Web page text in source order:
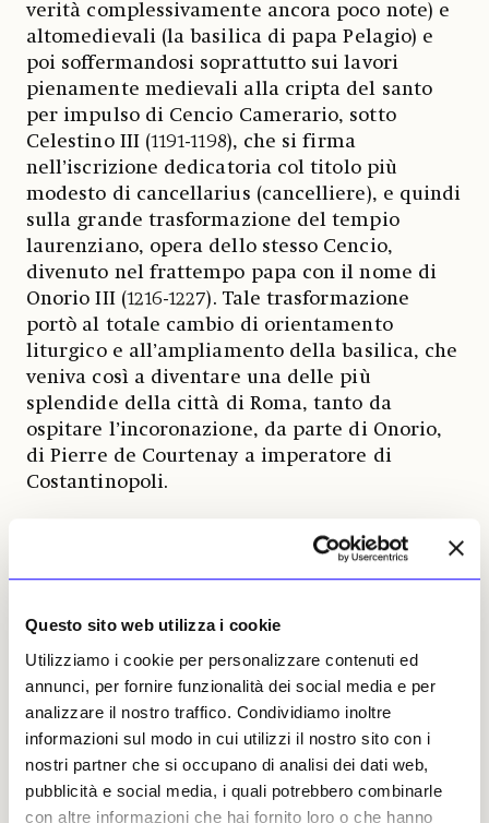
Questo sito web utilizza i cookie
Utilizziamo i cookie per personalizzare contenuti ed
annunci, per fornire funzionalità dei social media e per
analizzare il nostro traffico. Condividiamo inoltre
informazioni sul modo in cui utilizzi il nostro sito con i
nostri partner che si occupano di analisi dei dati web,
pubblicità e social media, i quali potrebbero combinarle
con altre informazioni che hai fornito loro o che hanno
verità complessivamente ancora poco note) e
altomedievali (la basilica di papa Pelagio) e
poi soffermandosi soprattutto sui lavori
pienamente medievali alla cripta del santo
per impulso di Cencio Camerario, sotto
Celestino III (1191-1198), che si firma
nell’iscrizione dedicatoria col titolo più
modesto di cancellarius (cancelliere), e quindi
sulla grande trasformazione del tempio
laurenziano, opera dello stesso Cencio,
divenuto nel frattempo papa con il nome di
Onorio III (1216-1227). Tale trasformazione
portò al totale cambio di orientamento
liturgico e all’ampliamento della basilica, che
veniva così a diventare una delle più
splendide della città di Roma, tanto da
ospitare l’incoronazione, da parte di Onorio,
di Pierre de Courtenay a imperatore di
Costantinopoli.
La basilica, esempio sublime dell’arte dei
Maestri Cosmati romani, rimane l’emblema
del potere papale nel periodo medievale,
aggiungersi ulteriori importanti e originali
interventi architettonici e decorativi. Oltre a
una aggiornata bibliografia finale,
completano il volume un ricchissimo
apparato iconografico, che consente di
seguire al meglio le vicende architettoniche
del complesso, e un’appendice documentaria,